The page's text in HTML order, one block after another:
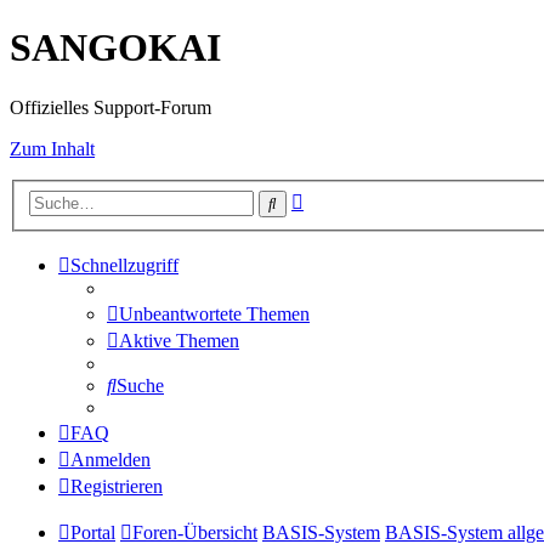
SANGOKAI
Offizielles Support-Forum
Zum Inhalt
Suche
Schnellzugriff
Unbeantwortete Themen
Aktive Themen
Suche
FAQ
Anmelden
Registrieren
Portal Foren-Übersicht BASIS-System BASIS-System